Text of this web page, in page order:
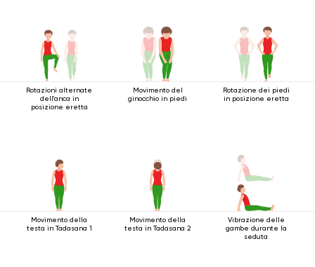
Rotazioni alternate
dell'anca in
posizione eretta
Movimento del
ginocchio in piedi
Rotazione dei piedi
in posizione eretta
Movimento della
testa in Tadasana 1
Movimento della
testa in Tadasana 2
Vibrazione delle
gambe durante la
seduta